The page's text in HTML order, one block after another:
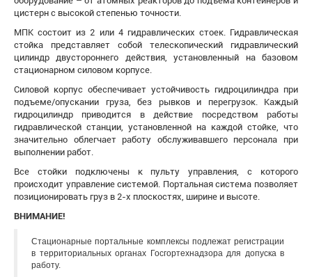
цистерн с высокой степенью точности.
МПК состоит из 2 или 4 гидравлических стоек. Гидравлическая
стойка представляет собой телескопический гидравлический
цилиндр двустороннего действия, установленный на базовом
стационарном силовом корпусе.
Силовой корпус обеспечивает устойчивость гидроцилиндра при
подъеме/опускании груза, без рывков и перегрузок. Каждый
гидроцилиндр приводится в действие посредством работы
гидравлической станции, установленной на каждой стойке, что
значительно облегчает работу обслуживавшего персонала при
выполнении работ.
Все стойки подключены к пульту управления, с которого
происходит управление системой. Портальная система позволяет
позиционировать груз в 2-х плоскостях, ширине и высоте.
ВНИМАНИЕ!
Стационарные портальные комплексы подлежат регистрации
в территориальных органах Госгортехнадзора для допуска в
работу.